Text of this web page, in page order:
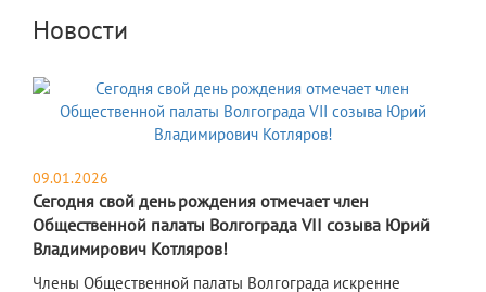
Новости
09.01.2026
Сегодня свой день рождения отмечает член
Общественной палаты Волгограда VII созыва Юрий
Владимирович Котляров!
​Члены Общественной палаты Волгограда искренне